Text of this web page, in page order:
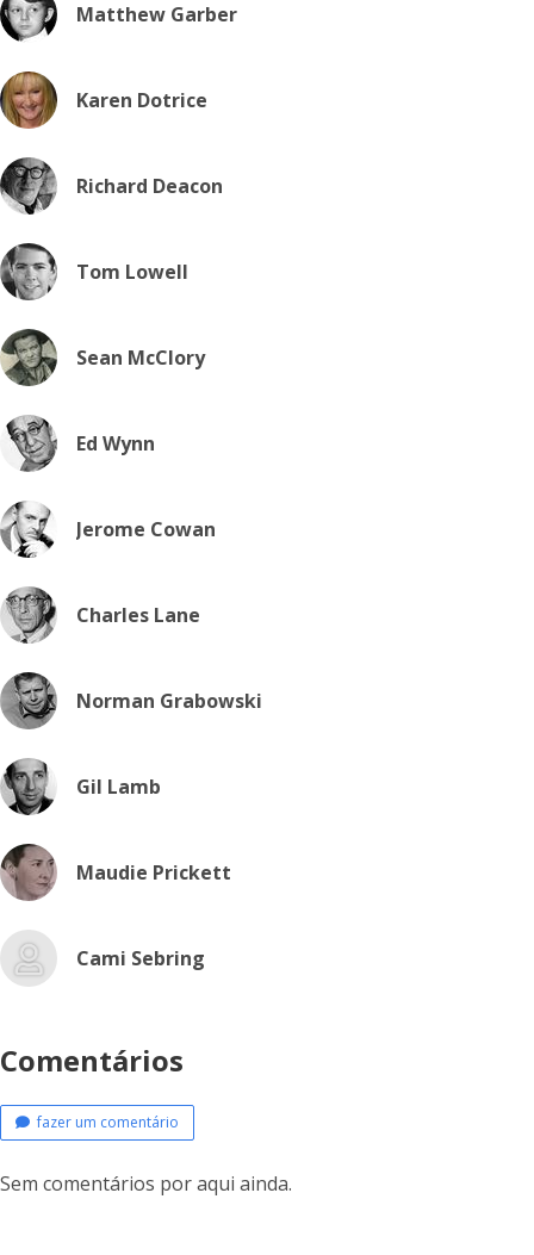
Matthew Garber
Karen Dotrice
Richard Deacon
Tom Lowell
Sean McClory
Ed Wynn
Jerome Cowan
Charles Lane
Norman Grabowski
Gil Lamb
Maudie Prickett
Cami Sebring
Comentários
fazer um comentário
Sem comentários por aqui ainda.